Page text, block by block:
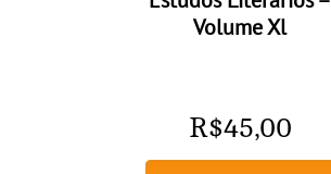
Volume Xl
R$45,00